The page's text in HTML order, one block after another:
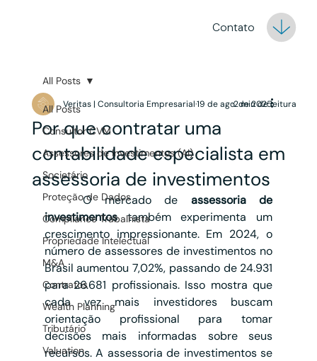
Contato
All Posts
Consultor CVM
Assessores de Investimentos (AI)
Societário
Proteção de Dados
Compliance Trabalhista
Propriedade Intelectual
M&A
Contratos
Wealth Planning
Tributário
Valuation
All Posts
Por que contratar uma
contabilidade especialista em
assessoria de investimentos
Veritas | Consultoria Empresarial19 de ago. de 2025
2 min de leitura
	O mercado de
assessoria de
investimentos também experimenta um
crescimento impressionante. Em 2024, o
número de assessores de investimentos no
Brasil aumentou 7,02%, passando de 24.931
para 26.681 profissionais. Isso mostra que
cada vez mais investidores buscam
orientação profissional para tomar
decisões mais informadas sobre seus
recursos. A assessoria de investimentos se